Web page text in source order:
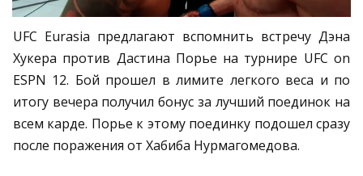
UFC Eurasia предлагают вспомнить встречу Дэна
Хукера против Дастина Порье на турнире UFC on
ESPN 12. Бой прошел в лимите легкого веса и по
итогу вечера получил бонус за лучший поединок на
всем карде. Порье к этому поединку подошел сразу
после поражения от Хабиба Нурмагомедова.